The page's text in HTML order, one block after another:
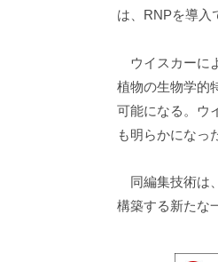
は、RNPを導入
ウイスカーに
植物の生物学的
可能になる。ウ
も明らかになっ
同編集技術は
構築する新たな